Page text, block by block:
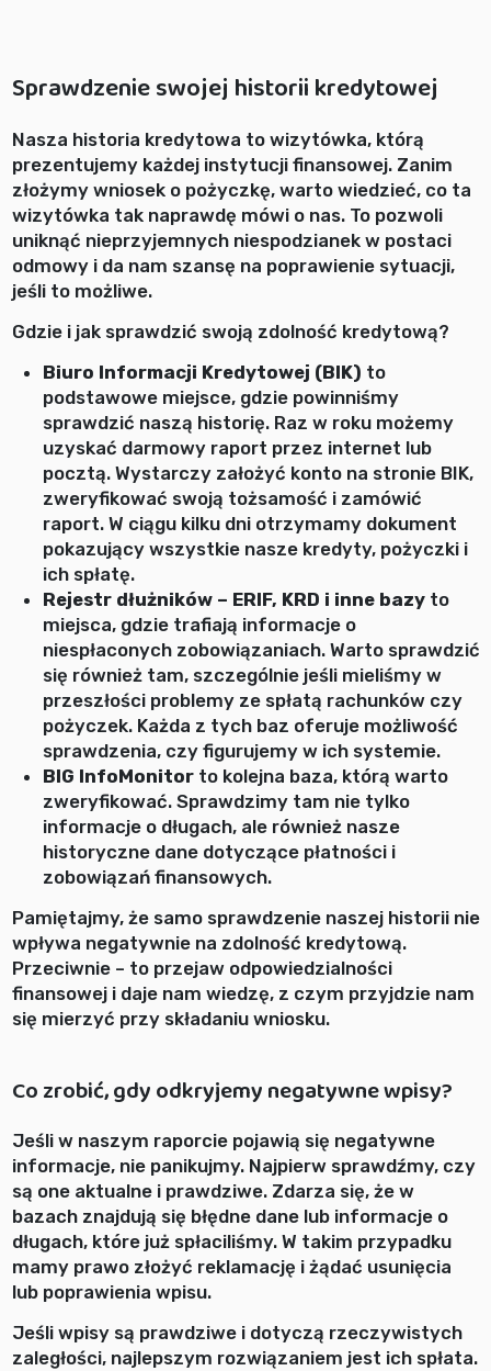
Sprawdzenie swojej historii kredytowej
Nasza historia kredytowa to wizytówka, którą
prezentujemy każdej instytucji finansowej. Zanim
złożymy wniosek o pożyczkę, warto wiedzieć, co ta
wizytówka tak naprawdę mówi o nas. To pozwoli
uniknąć nieprzyjemnych niespodzianek w postaci
odmowy i da nam szansę na poprawienie sytuacji,
jeśli to możliwe.
Gdzie i jak sprawdzić swoją zdolność kredytową?
Biuro Informacji Kredytowej (BIK) to
podstawowe miejsce, gdzie powinniśmy
sprawdzić naszą historię. Raz w roku możemy
uzyskać darmowy raport przez internet lub
pocztą. Wystarczy założyć konto na stronie BIK,
zweryfikować swoją tożsamość i zamówić
raport. W ciągu kilku dni otrzymamy dokument
pokazujący wszystkie nasze kredyty, pożyczki i
ich spłatę.
Rejestr dłużników – ERIF, KRD i inne bazyto
miejsca, gdzie trafiają informacje o
niespłaconych zobowiązaniach. Warto sprawdzić
się również tam, szczególnie jeśli mieliśmy w
przeszłości problemy ze spłatą rachunków czy
pożyczek. Każda z tych baz oferuje możliwość
sprawdzenia, czy figurujemy w ich systemie.
BIG InfoMonitorto kolejna baza, którą warto
zweryfikować. Sprawdzimy tam nie tylko
informacje o długach, ale również nasze
historyczne dane dotyczące płatności i
zobowiązań finansowych.
Pamiętajmy, że samo sprawdzenie naszej historii nie
wpływa negatywnie na zdolność kredytową.
Przeciwnie – to przejaw odpowiedzialności
finansowej i daje nam wiedzę, z czym przyjdzie nam
się mierzyć przy składaniu wniosku.
Co zrobić, gdy odkryjemy negatywne wpisy?
Jeśli w naszym raporcie pojawią się negatywne
informacje, nie panikujmy. Najpierw sprawdźmy, czy
są one aktualne i prawdziwe. Zdarza się, że w
bazach znajdują się błędne dane lub informacje o
długach, które już spłaciliśmy. W takim przypadku
mamy prawo złożyć reklamację i żądać usunięcia
lub poprawienia wpisu.
Jeśli wpisy są prawdziwe i dotyczą rzeczywistych
zaległości, najlepszym rozwiązaniem jest ich spłata.